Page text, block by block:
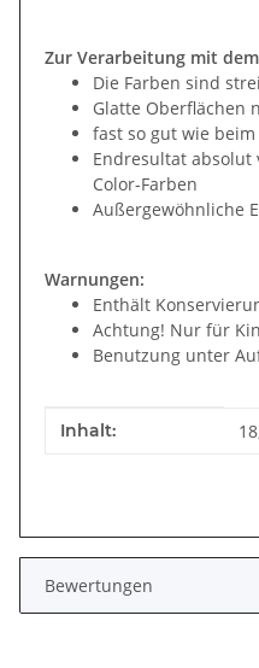
Zur Verarbeitung mit
Die Farben sind
Glatte Oberflächen
fast so gut wie
Endresultat absolut
Color-Farben
Außergewöhnliche
Warnungen:
Enthält
Achtung! Nur für
Benutzung unter
Produkteigenschaft
Wert
Inhalt:
Bewertungen